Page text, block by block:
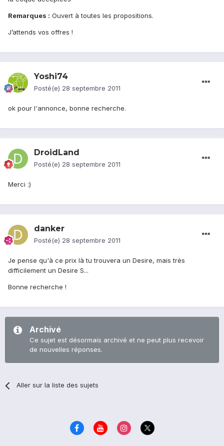
Remarques : Ouvert à toutes les propositions.
J’attends vos offres !
Yoshi74
Posté(e) 28 septembre 2011
ok pour l'annonce, bonne recherche.
DroidLand
Posté(e) 28 septembre 2011
Merci :)
danker
Posté(e) 28 septembre 2011
Je pense qu'à ce prix là tu trouvera un Desire, mais très
difficilement un Desire S...
Bonne recherche !
Archivé
Ce sujet est désormais archivé et ne peut plus recevoir
de nouvelles réponses.
Aller sur la liste des sujets